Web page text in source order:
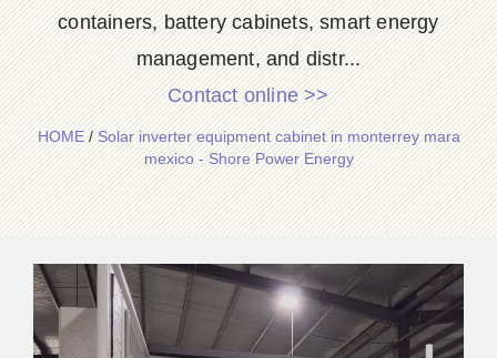
containers, battery cabinets, smart energy
management, and distr...
Contact online >>
HOME/Solar inverter equipment cabinet in monterrey mara
mexico - Shore Power Energy